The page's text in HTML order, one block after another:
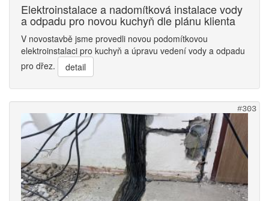
Elektroinstalace a nadomítková instalace vody
a odpadu pro novou kuchyň dle plánu klienta
V novostavbě jsme provedli novou podomítkovou
elektroinstalaci pro kuchyň a úpravu vedení vody a odpadu
pro dřez.
detail
#303